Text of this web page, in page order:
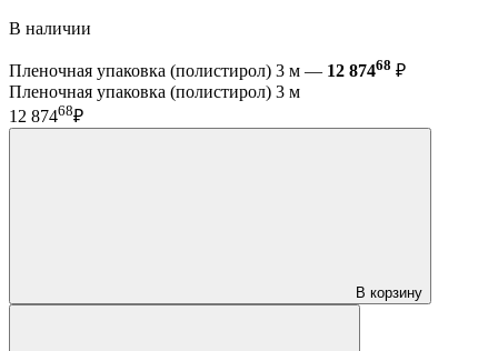
В наличии
Пленочная упаковка (полистирол) 3 м — 12 87468 ₽
Пленочная упаковка (полистирол) 3 м
12 87468₽
В корзину